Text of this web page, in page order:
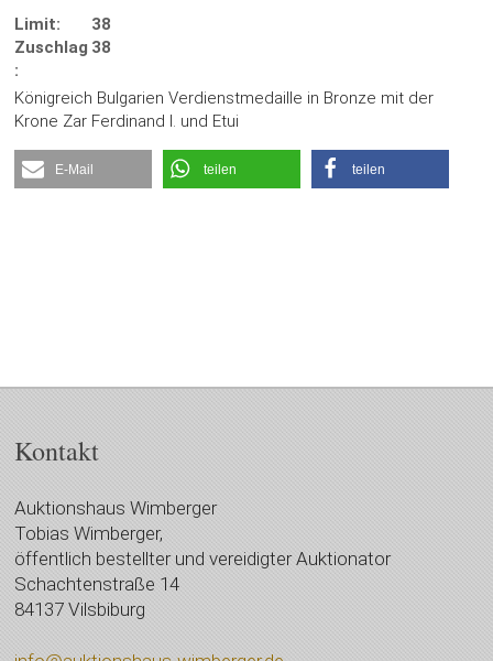
Limit:
38
Zuschlag
:
38
Königreich Bulgarien Verdienstmedaille in Bronze mit der
Krone Zar Ferdinand I. und Etui
E-Mail teilen teilen
Kontakt
Auktionshaus Wimberger
Tobias Wimberger,
öffentlich bestellter und vereidigter Auktionator
Schachtenstraße 14
84137 Vilsbiburg